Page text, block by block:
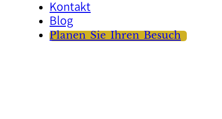
Kontakt
Blog
Planen Sie Ihren Besuch